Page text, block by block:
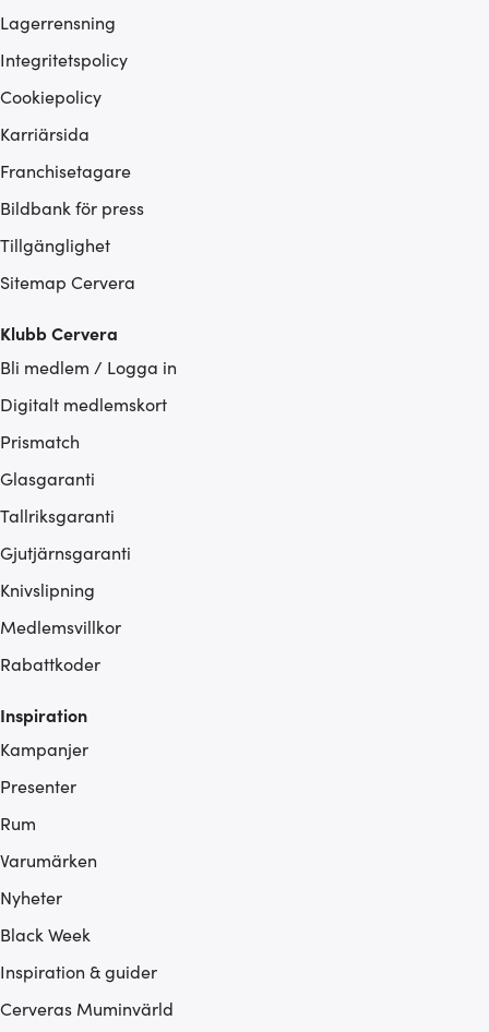
Lagerrensning
Integritetspolicy
Cookiepolicy
Karriärsida
Franchisetagare
Bildbank för press
Tillgänglighet
Sitemap Cervera
Klubb Cervera
Bli medlem / Logga in
Digitalt medlemskort
Prismatch
Glasgaranti
Tallriksgaranti
Gjutjärnsgaranti
Knivslipning
Medlemsvillkor
Rabattkoder
Inspiration
Kampanjer
Presenter
Rum
Varumärken
Nyheter
Black Week
Inspiration & guider
Cerveras Muminvärld